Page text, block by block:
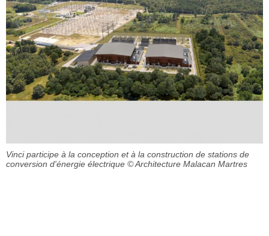
Vinci participe à la conception et à la construction de stations de
conversion d'énergie électrique © Architecture Malacan Martres